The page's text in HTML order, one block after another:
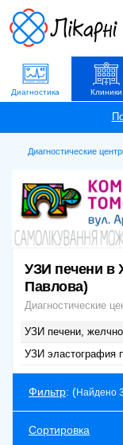
Диагностика Клиники
Диагностические
УЗИ печени в
Павлова)
Диагностические
УЗИ печени,
УЗИ эластография
Фильтр: (Найдено
Сортировка